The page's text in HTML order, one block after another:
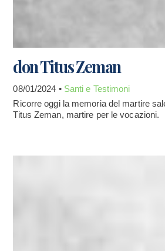
don Titus Zeman
08/01/2024 • Santi e Testimoni
Ricorre oggi la memoria del martire
Titus Zeman, martire per le vocazioni.